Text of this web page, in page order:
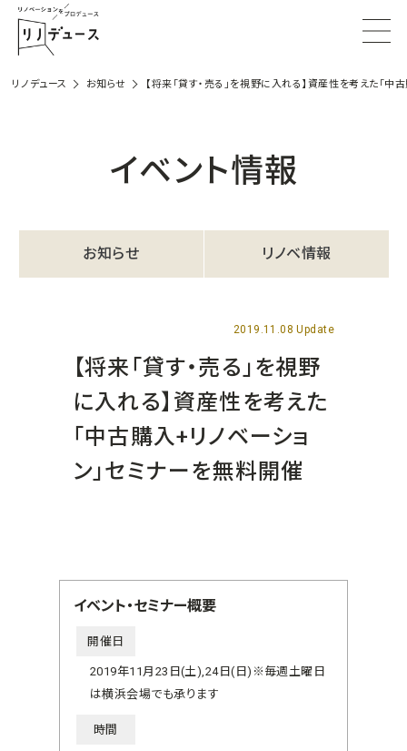
リノデュース お知らせ 【将来「貸す・売る」を視野に入れる】資産性を考えた「
イベント情報
お知らせ リノベ情報
2019.11.08 Update
【将来「貸す・売る」を視野
に入れる】資産性を考えた
「中古購入+リノベーショ
ン」セミナーを無料開催
イベント・セミナー概要
開催日
2019年11月23日(土),24日(日)※毎週土曜日
は横浜会場でも承ります
時間